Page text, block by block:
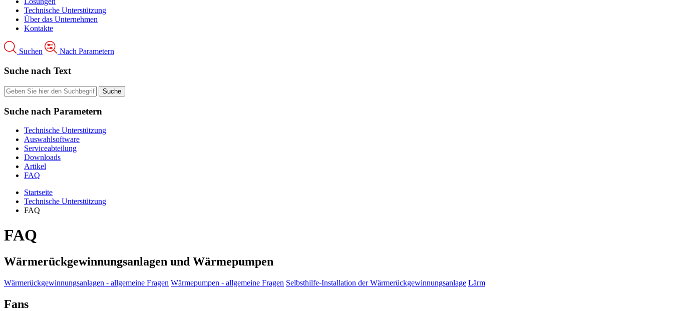
Technische Unterstützung
Über das Unternehmen
Kontakte
Suchen Nach Parametern
Suche nach Text
Suche nach Parametern
Technische Unterstützung
Auswahlsoftware
Serviceabteilung
Downloads
Artikel
FAQ
Startseite
Technische Unterstützung
FAQ
FAQ
Wärmerückgewinnungsanlagen und Wärmepumpen
Wärmerückgewinnungsanlagen - allgemeine Fragen Wärmepumpen - allgemeine Fragen Selbsthilfe-Installation der Wärmerückgewinnungsanlage Lärm
Fans